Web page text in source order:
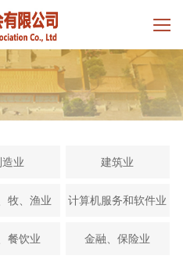
造业 建筑业
牧、渔业 计算机服务和软件业
餐饮业 金融、保险业